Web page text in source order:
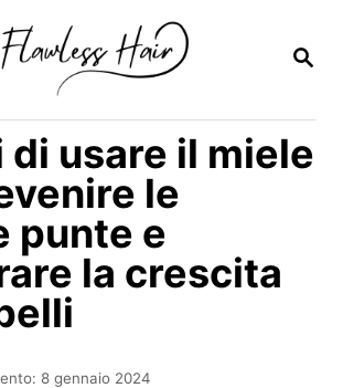
R
E
R
C
di usare il miele
le
punte e
la crescita
8 gennaio 2024